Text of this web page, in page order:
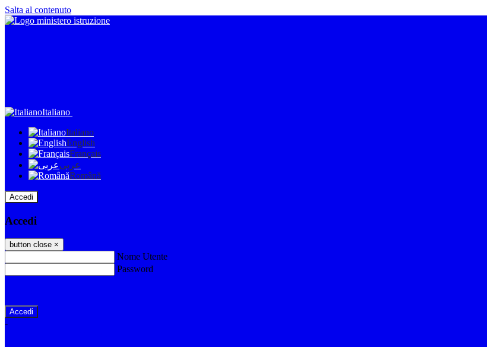
Salta al contenuto
Italiano
Italiano
English
Français
عربى
Română
Accedi
Accedi
button close ×
Nome Utente
Password
-